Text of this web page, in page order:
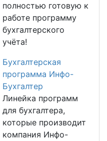
полностью готовую к
работе программу
бухгалтерского
учёта!
Бухгалтерская
программа Инфо-
Бухгалтер
Линейка программ
для бухгалтера,
которые производит
компания Инфо-